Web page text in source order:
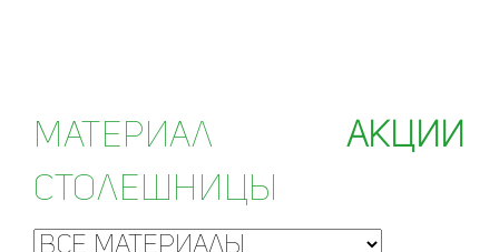
Акции
Материал
столешницы